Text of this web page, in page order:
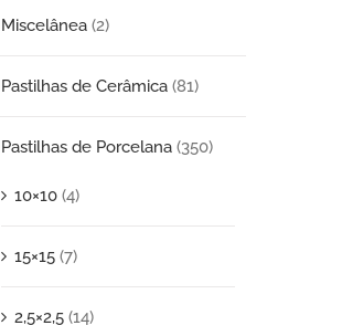
Miscelânea (2)
Pastilhas de Cerâmica (81)
Pastilhas de Porcelana (350)
10×10 (4)
15×15 (7)
2,5×2,5 (14)